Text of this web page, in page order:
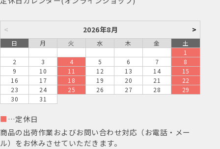
< 2026年8月 >
日 月 火 水 木 金
土
1
2
3 4 5 6 7
8
9
10 11 12 13 14
15
16
17 18 19 20 21
22
23
24 25 26 27 28
29
30
31
■ …定休日
商品の出荷作業およびお問い合わせ対応（お電話・メー
ル）をお休みさせていただきます。